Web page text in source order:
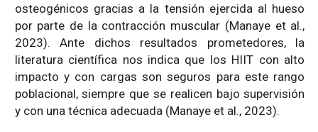
osteogénicos gracias a la tensión ejercida al hueso
por parte de la contracción muscular (Manaye et al.,
2023). Ante dichos resultados prometedores, la
literatura científica nos indica que los HIIT con alto
impacto y con cargas son seguros para este rango
poblacional, siempre que se realicen bajo supervisión
y con una técnica adecuada (Manaye et al., 2023).